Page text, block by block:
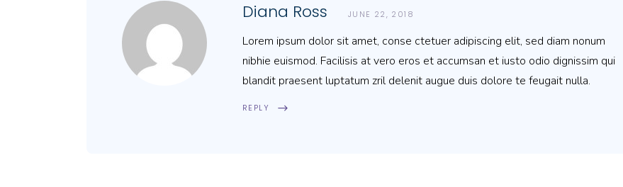
Diana Ross JUNE 22, 2018
Lorem ipsum dolor sit amet, conse ctetuer adipiscing elit, sed diam nonum
nibhie euismod. Facilisis at vero eros et accumsan et iusto odio dignissim qui
blandit praesent luptatum zril delenit augue duis dolore te feugait nulla.
REPLY